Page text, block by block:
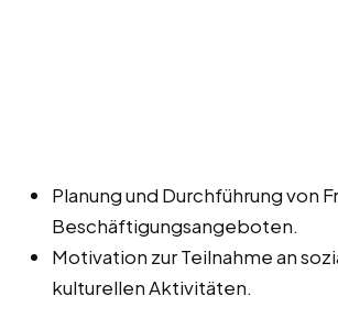
Planung und Durchführung von
Beschäftigungsangeboten.
Motivation zur Teilnahme an
kulturellen Aktivitäten.